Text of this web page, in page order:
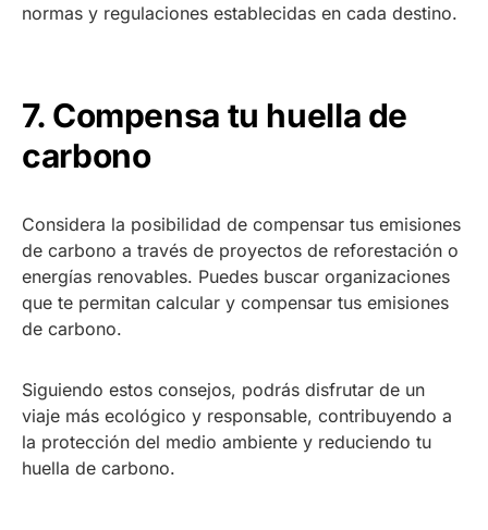
normas y regulaciones establecidas en cada destino.
7. Compensa tu huella de
carbono
Considera la posibilidad de compensar tus emisiones
de carbono a través de proyectos de reforestación o
energías renovables. Puedes buscar organizaciones
que te permitan calcular y compensar tus emisiones
de carbono.
Siguiendo estos consejos, podrás disfrutar de un
viaje más ecológico y responsable, contribuyendo a
la protección del medio ambiente y reduciendo tu
huella de carbono.